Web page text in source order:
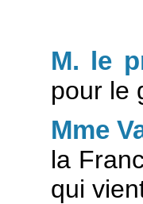
M. le
pour le
Mme
la
qui